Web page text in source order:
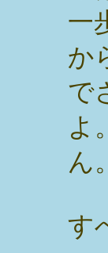
一
か
で
よ
ん
す